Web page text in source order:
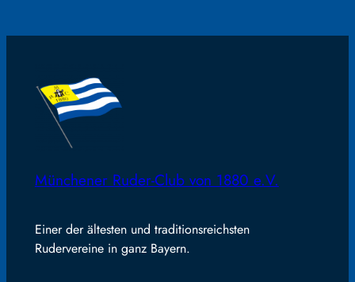
Münchener Ruder-Club von 1880 e.V.
Einer der ältesten und traditionsreichsten
Rudervereine in ganz Bayern.